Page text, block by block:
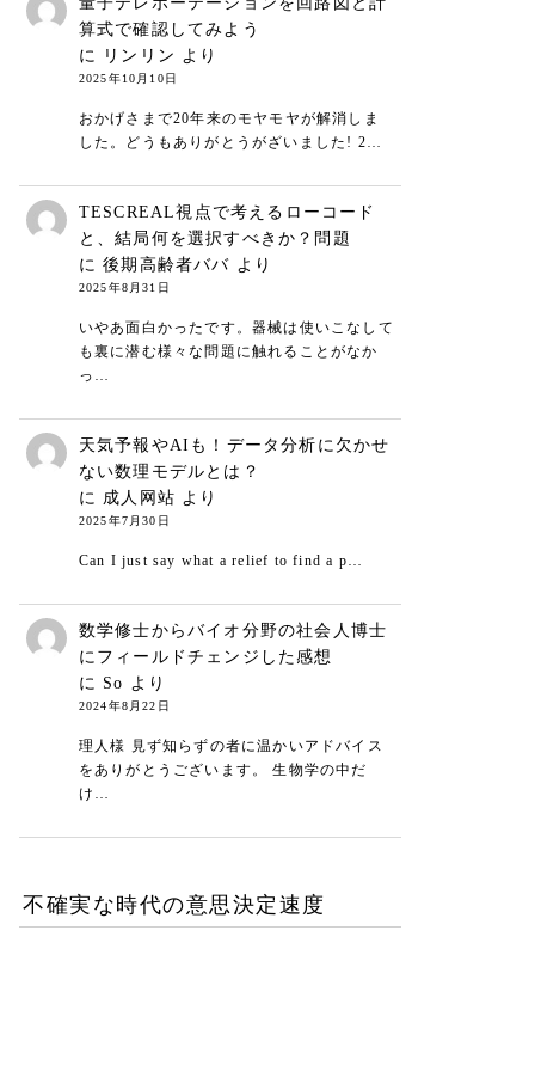
算式で確認してみよう
に
リンリン より
2025年10月10日
おかげさまで20年来のモヤモヤが解消しま
した。どうもありがとうがざいました! 2…
TESCREAL視点で考えるローコード
と、結局何を選択すべきか？問題
に後期高齢者ババ より
2025年8月31日
いやあ面白かったです。器械は使いこなして
も裏に潜む様々な問題に触れることがなか
っ…
天気予報やAIも！データ分析に欠かせ
ない数理モデルとは？
に 成人网站 より
2025年7月30日
Can I just say what a relief to find a p…
数学修士からバイオ分野の社会人博士
にフィールドチェンジした感想
に So より
2024年8月22日
理人様 見ず知らずの者に温かいアドバイス
をありがとうございます。 生物学の中だ
け…
不確実な時代の意思決定速度